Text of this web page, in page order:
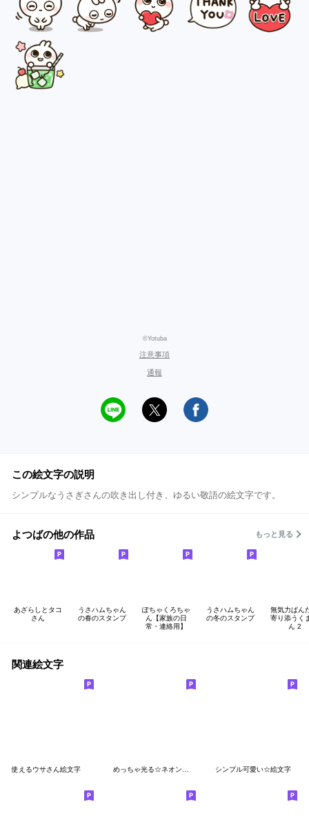
©Yotuba
注意事項
通報
この絵文字の説明
シンプルなうさぎさんの吹き出し付き、ゆるい敬語の絵文字です。
よつばの他の作品 もっと見る
あざらしとタコ
さん
うさハムちゃん
の春のスタンプ
ぽちゃくろちゃ
ん【家族の日
常・連絡用】
うさハムちゃん
の冬のスタンプ
無気力ぱん
寄り添うく
ん 2
関連絵文字
使えるウサさん絵文字 シンプル可愛い☆絵文字